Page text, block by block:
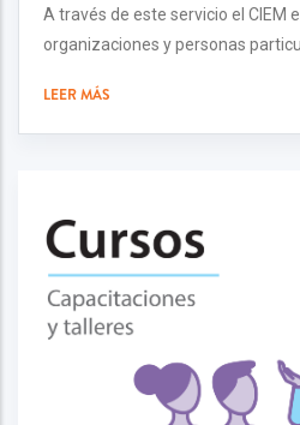
A través de este servicio el CIEM
organizaciones y personas
LEER MÁS